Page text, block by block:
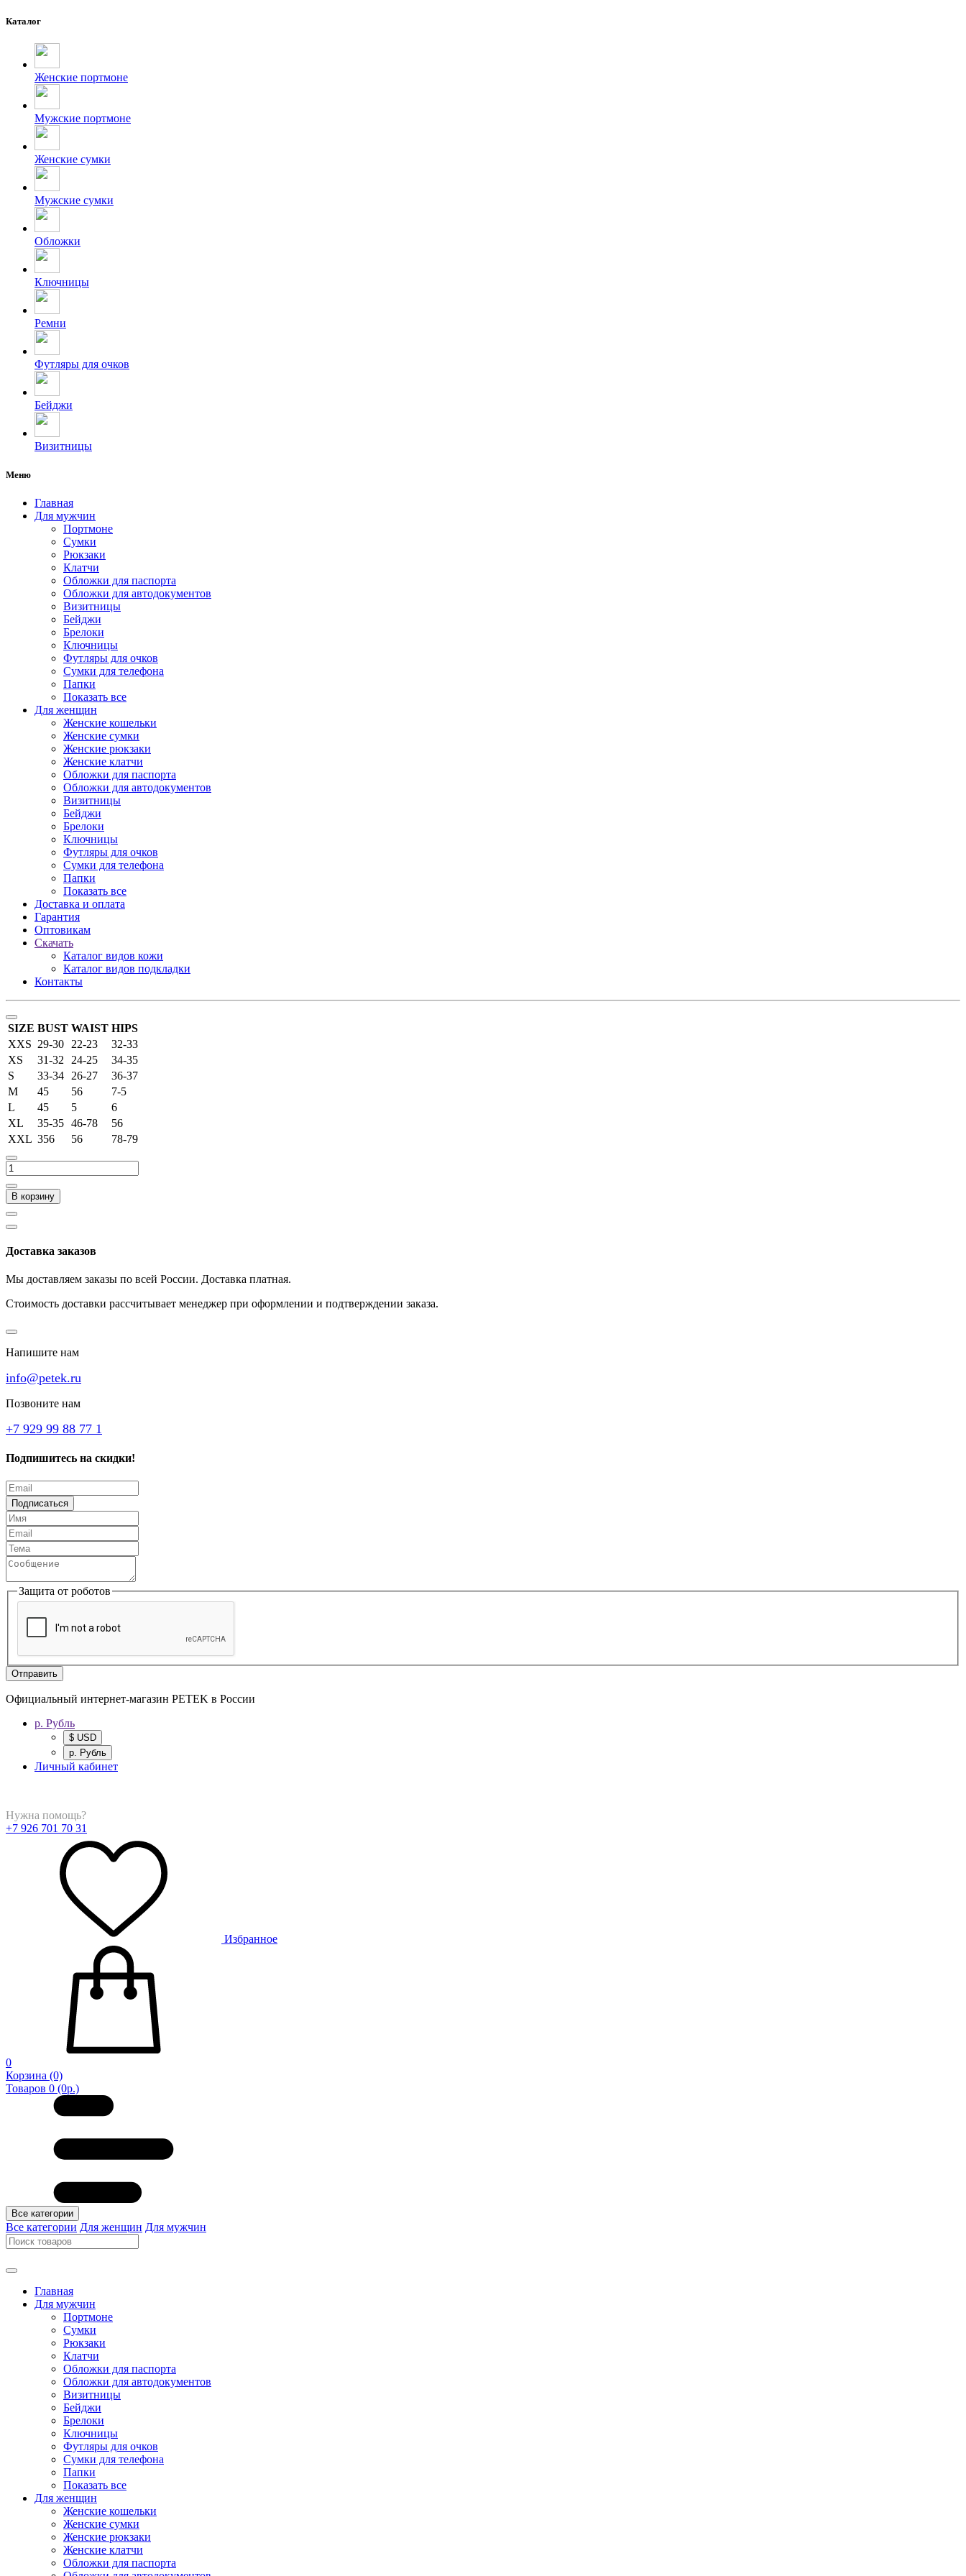
Каталог
Женские портмоне
Мужские портмоне
Женские сумки
Мужские сумки
Обложки
Ключницы
Ремни
Футляры для очков
Бейджи
Визитницы
Меню
Главная
Для мужчин
Портмоне
Сумки
Рюкзаки
Клатчи
Обложки для паспорта
Обложки для автодокументов
Визитницы
Бейджи
Брелоки
Ключницы
Футляры для очков
Сумки для телефона
Папки
Показать все
Для женщин
Женские кошельки
Женские сумки
Женские рюкзаки
Женские клатчи
Обложки для паспорта
Обложки для автодокументов
Визитницы
Бейджи
Брелоки
Ключницы
Футляры для очков
Сумки для телефона
Папки
Показать все
Доставка и оплата
Гарантия
Оптовикам
Скачать
Каталог видов кожи
Каталог видов подкладки
Контакты
SIZE BUST WAIST HIPS
XXS 29-30 22-23
32-33
XS
31-32 24-25
34-35
S
33-34 26-27
36-37
M
45 56
7-5
L
45 5
6
XL
35-35 46-78
56
XXL 356 56 78-79
В корзину
Доставка заказов
Мы доставляем заказы по всей России. Доставка платная.
Стоимость доставки рассчитывает менеджер при оформлении и подтверждении заказа.
Напишите нам
info@petek.ru
Позвоните нам
+7 929 99 88 77 1
Подпишитесь на скидки!
Подписаться
Защита от роботов
Отправить
Официальный интернет-магазин PETEK в России
р. Рубль
$ USD
р. Рубль
Личный кабинет
Нужна помощь?
+7 926 701 70 31
Избранное
0
Корзина (0)
Товаров 0 (0р.)
Все категории
Все категории Для женщин Для мужчин
Главная
Для мужчин
Портмоне
Сумки
Рюкзаки
Клатчи
Обложки для паспорта
Обложки для автодокументов
Визитницы
Бейджи
Брелоки
Ключницы
Футляры для очков
Сумки для телефона
Папки
Показать все
Для женщин
Женские кошельки
Женские сумки
Женские рюкзаки
Женские клатчи
Обложки для паспорта